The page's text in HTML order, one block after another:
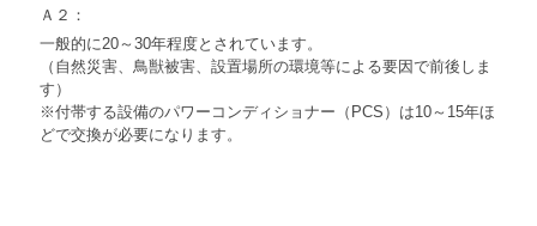
Ａ２：
一般的に20～30年程度とされています。
（自然災害、鳥獣被害、設置場所の環境等による要因で前後しま
す）
※付帯する設備のパワーコンディショナー（PCS）は10～15年ほ
どで交換が必要になります。